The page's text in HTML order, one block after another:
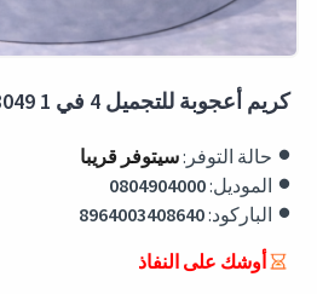
كريم أعجوبة للتجميل 4 في 1 8049
حالة التوفر:سيتوفر قريبا
الموديل:0804904000
الباركود:8964003408640
شحن لكافة الدول
إرجاع سهل
أوشك على النفاذ